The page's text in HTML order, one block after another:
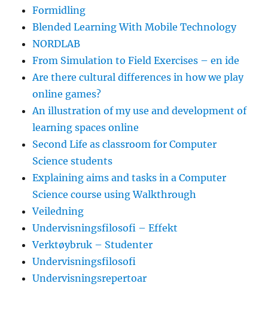
Formidling
Blended Learning With Mobile Technology
NORDLAB
From Simulation to Field Exercises – en ide
Are there cultural differences in how we play
online games?
An illustration of my use and development of
learning spaces online
Second Life as classroom for Computer
Science students
Explaining aims and tasks in a Computer
Science course using Walkthrough
Veiledning
Undervisningsfilosofi – Effekt
Verktøybruk – Studenter
Undervisningsfilosofi
Undervisningsrepertoar